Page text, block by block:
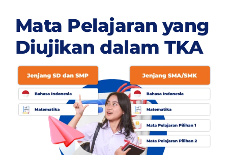
Mata Pelajaran yang
Diujikan dalam TKA